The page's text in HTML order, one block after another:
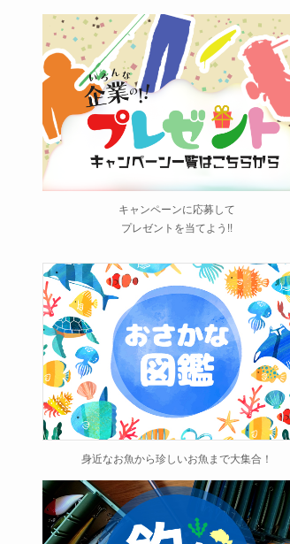
キャンペーンに応募して
プレゼントを当てよう!!
身近なお魚から珍しいお魚まで大集合！